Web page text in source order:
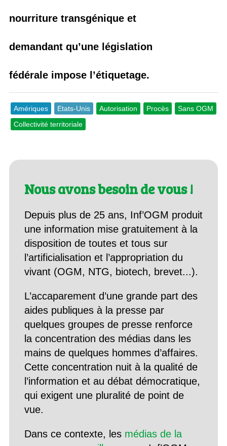
nourriture transgénique et
demandant qu’une législation
fédérale impose l’étiquetage.
Amériques Etats-Unis Autorisation Procès
Sans OGM
Collectivité territoriale
Nous avons besoin de vous !
Depuis plus de 25 ans, Inf’OGM produit
une information mise gratuitement à la
disposition de toutes et tous sur
l’artificialisation et l’appropriation du
vivant (OGM, NTG, biotech, brevet...).
L’accaparement d’une grande part des
aides publiques à la presse par
quelques groupes de presse renforce
la concentration des médias dans les
mains de quelques hommes d’affaires.
Cette concentration nuit à la qualité de
l’information et au débat démocratique,
qui exigent une pluralité de point de
vue.
Dans ce contexte, les médias de la